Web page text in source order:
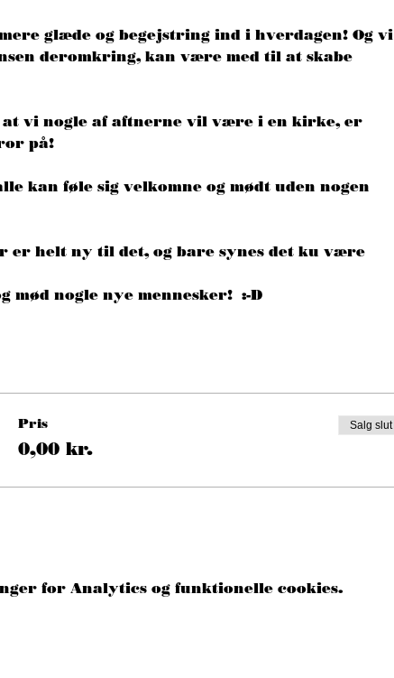
glæde og begejstring ind i hverdagen! Og vi
deromkring, kan være med til at skabe
at vi nogle af aftnerne vil være i en kirke, er
på!
kan føle sig velkomne og mødt uden nogen
er helt ny til det, og bare synes det ku være
mød nogle nye mennesker!  :-D
Pris
0,00 kr.
Salg slut
for Analytics og funktionelle cookies.